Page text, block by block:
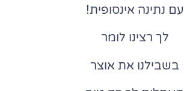
עם נתינה אינסופית!
לך רצינו לומר
בשבילנו את אוצר